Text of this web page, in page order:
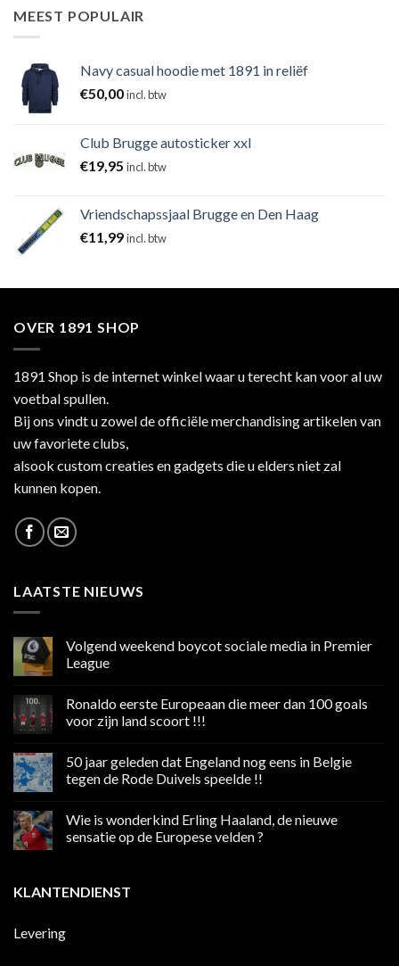
MEEST POPULAIR
Navy casual hoodie met 1891 in reliëf
€50,00incl. btw
Club Brugge autosticker xxl
€19,95 incl. btw
Vriendschapssjaal Brugge en Den Haag
€11,99incl. btw
OVER 1891 SHOP
1891 Shop is de internet winkel waar u terecht kan voor al uw
voetbal spullen.
Bij ons vindt u zowel de officiële merchandising artikelen van
uw favoriete clubs,
alsook custom creaties en gadgets die u elders niet zal
kunnen kopen.
LAATSTE NIEUWS
Volgend weekend boycot sociale media in Premier
League
op
weekend
media
in
Premier
Ronaldo eerste Europeaan die meer dan 100 goals
voor zijn land scoort !!!
op
Ronaldo
eerste
meer
100
land
scoort
50 jaar geleden dat Engeland nog eens in Belgie
tegen de Rode Duivels speelde !!
op
jaar
nog
eens
tegen
Wie is wonderkind Erling Haaland, de nieuwe
sensatie op de Europese velden ?
Wie
is
Haaland,
KLANTENDIENST
Levering